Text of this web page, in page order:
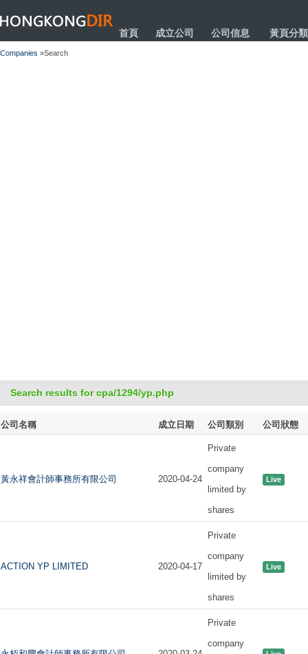
HONGKONGDIR
首頁 成立公司 公司信息 黃頁分類
Companies »Search
Search results for cpa/1294/yp.php
公司名稱 成立日期 公司類別 公司狀態
黃永祥會計師事務所有限公司 2020-04-24
Private
company
limited by
shares
Live
ACTION YP LIMITED 2020-04-17
Private
company
limited by
shares
Live
Private
company